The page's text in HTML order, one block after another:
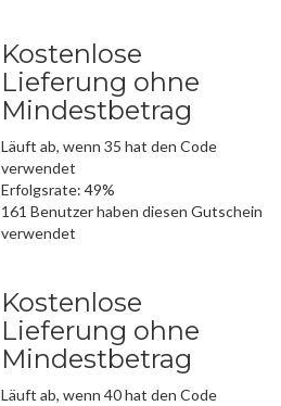
Kostenlose
Lieferung ohne
Mindestbetrag
Läuft ab, wenn 35 hat den Code
verwendet
Erfolgsrate: 49%
161 Benutzer haben diesen Gutschein
verwendet
Kostenlose
Lieferung ohne
Mindestbetrag
Läuft ab, wenn 40 hat den Code